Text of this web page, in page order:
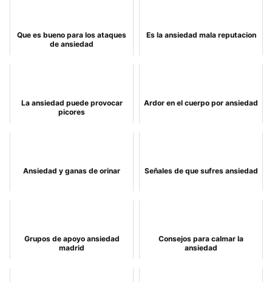
Que es bueno para los ataques
de ansiedad
Es la ansiedad mala reputacion
La ansiedad puede provocar
picores
Ardor en el cuerpo por ansiedad
Ansiedad y ganas de orinar Señales de que sufres ansiedad
Grupos de apoyo ansiedad
madrid
Consejos para calmar la
ansiedad